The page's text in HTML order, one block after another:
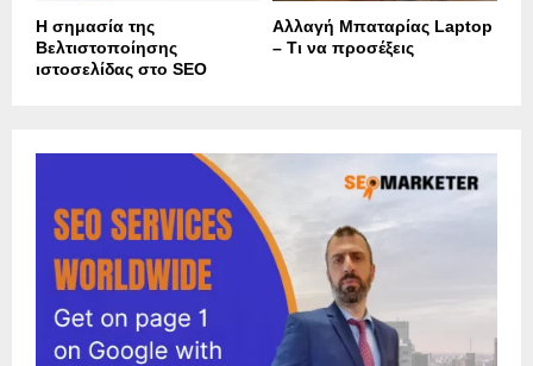
Η σημασία της
Βελτιστοποίησης
ιστοσελίδας στο SEO
Αλλαγή Μπαταρίας Laptop
– Τι να προσέξεις